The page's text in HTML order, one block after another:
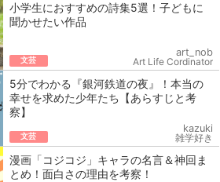
小学生におすすめの詩集5選！子どもに
聞かせたい作品
文芸
art_nob
Art Life Cordinator
5分でわかる『銀河鉄道の夜』！本当の
幸せを求めた少年たち【あらすじと考
察】
文芸
kazuki
雑学好き
漫画「コジコジ」キャラの名言＆神回ま
とめ！面白さの理由を考察！